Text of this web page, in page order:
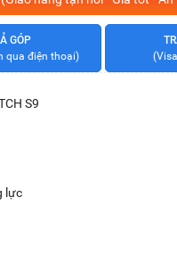
GÓP
qua điện thoại)
S9
lực